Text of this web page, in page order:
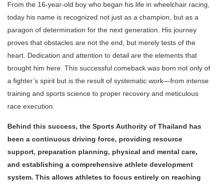
From the 16-year-old boy who began his life in wheelchair racing,
today his name is recognized not just as a champion, but as a
paragon of determination for the next generation. His journey
proves that obstacles are not the end, but merely tests of the
heart. Dedication and attention to detail are the elements that
brought him here. This successful comeback was born not only of
a fighter’s spirit but is the result of systematic work—from intense
training and sports science to proper recovery and meticulous
race execution.
Behind this success, the Sports Authority of Thailand has
been a continuous driving force, providing resource
support, preparation planning, physical and mental care,
and establishing a comprehensive athlete development
system. This allows athletes to focus entirely on reaching